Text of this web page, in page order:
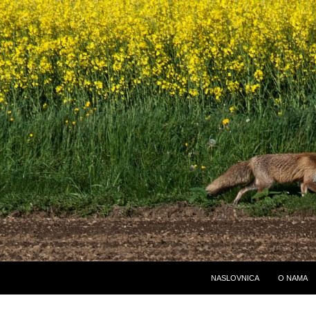
NASLOVNICA O NAMA